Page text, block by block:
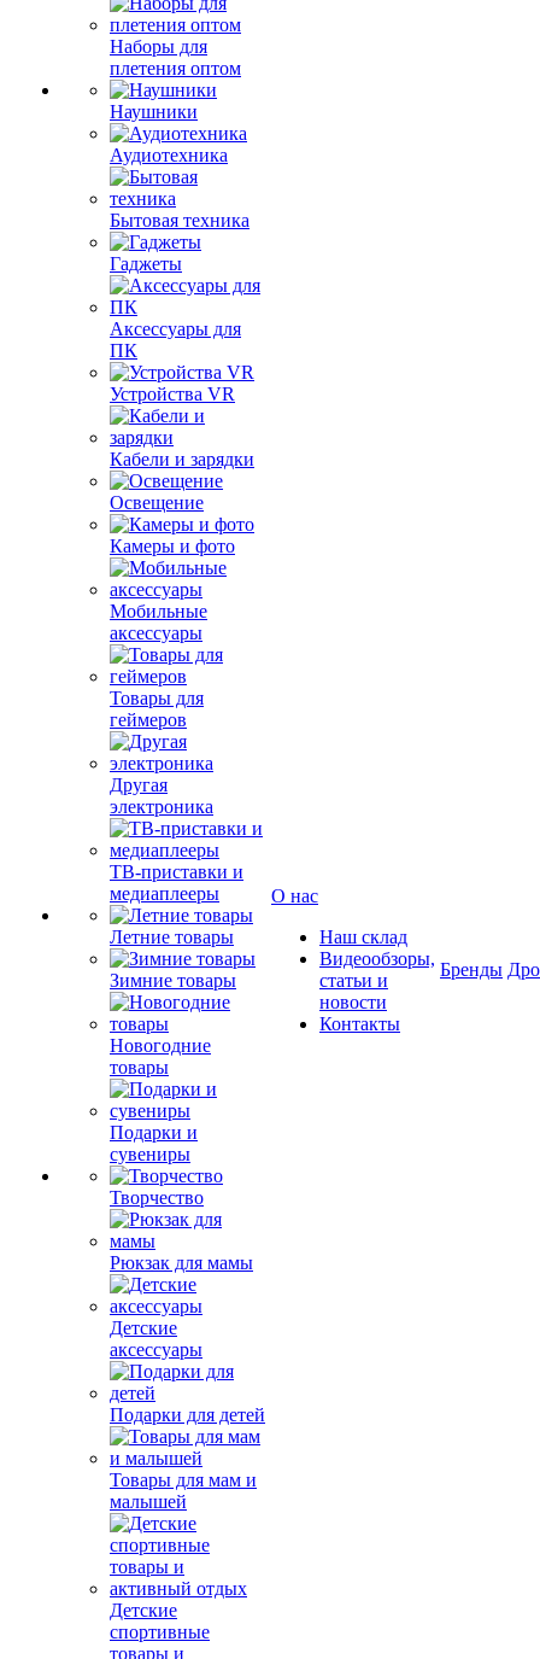
Наборы для
плетения оптом
Наушники
Аудиотехника
Бытовая техника
Гаджеты
Аксессуары для
ПК
Устройства VR
Кабели и зарядки
Освещение
Камеры и фото
Мобильные
аксессуары
Товары для
геймеров
Другая
электроника
ТВ-приставки и
медиаплееры
Летние товары
Зимние товары
Новогодние
товары
Подарки и
сувениры
Творчество
Рюкзак для мамы
Детские
аксессуары
Подарки для детей
Товары для мам и
малышей
Детские
спортивные
товары и
О нас
Наш склад
Видеообзоры,
статьи и
новости
Контакты
Бренды